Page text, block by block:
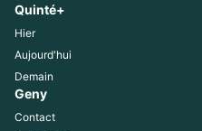
Quinté+
Hier
Aujourd'hui
Demain
Geny
Contact